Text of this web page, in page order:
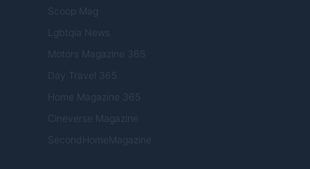
Scoop Mag
Lgbtqia News
Motors Magazine 365
Day Travel 365
Home Magazine 365
Cineverse Magazine
SecondHomeMagazine